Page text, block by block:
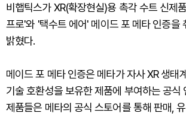
비햅틱스가 XR(확장현실)용 촉각 수트 신제
프로'와 '택수트 에어' 메이드 포 메타 인증을
밝혔다.
메이드 포 메타 인증은 메타가 자사 XR 생태
기술 호환성을 보유한 제품에 부여하는 공식
제품들은 메타의 공식 스토어를 통해 판매,